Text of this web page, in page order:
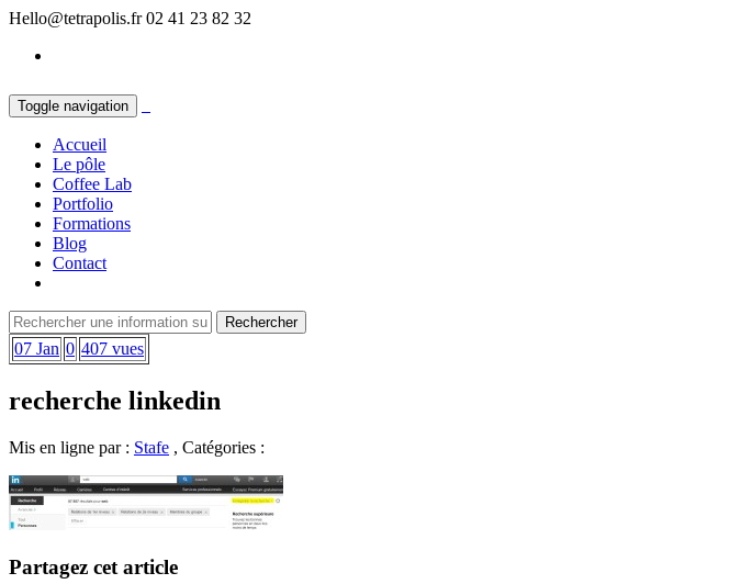
Hello@tetrapolis.fr 02 41 23 82 32
Toggle navigation
Accueil
Le pôle
Coffee Lab
Portfolio
Formations
Blog
Contact
07 Jan 0 407 vues
recherche linkedin
Mis en ligne par : Stafe , Catégories :
Partagez cet article